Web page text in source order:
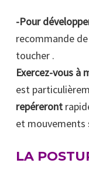
-Pour
recommande
toucher .
Exercez-vous à
est
repéreront
et mouvements
LA